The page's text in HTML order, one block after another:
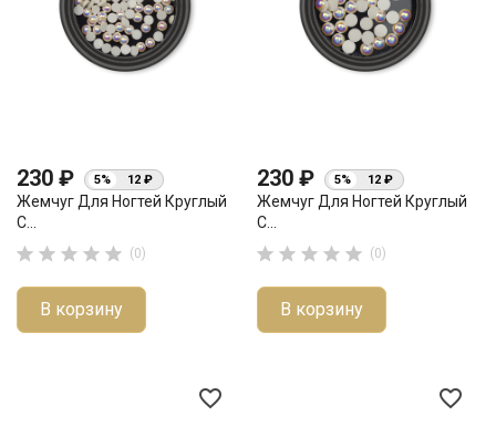
230 ₽ 5% 12 ₽
Жемчуг Для Ногтей Круглый
С...
     (0)
В корзину
230 ₽ 5% 12 ₽
Жемчуг Для Ногтей Круглый
С...
     (0)
В корзину
favorite_border favorite_border